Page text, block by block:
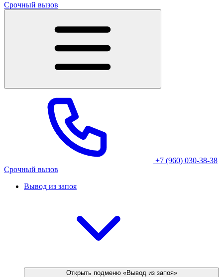
Срочный вызов
+7 (960) 030-38-38
Срочный вызов
Вывод из запоя
Открыть подменю «Вывод из запоя»